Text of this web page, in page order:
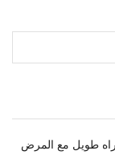
طويل مع المرض